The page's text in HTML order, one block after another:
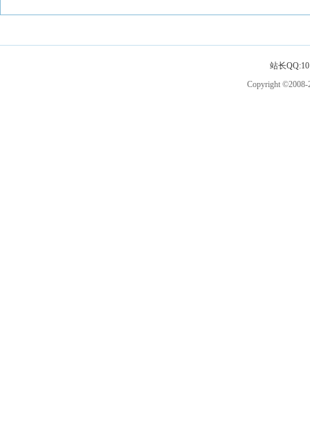
站长
Copyright